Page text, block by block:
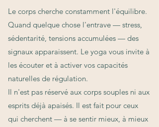
Le corps cherche constamment l'équilibre.
Quand quelque chose l'entrave — stress,
sédentarité, tensions accumulées — des
signaux apparaissent. Le yoga vous invite à
les écouter et à activer vos capacités
naturelles de régulation.
Il n'est pas réservé aux corps souples ni aux
esprits déjà apaisés. Il est fait pour ceux
qui cherchent — à se sentir mieux, à mieux